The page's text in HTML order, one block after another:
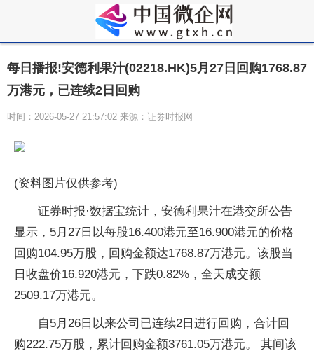
每日播报!安德利果汁(02218.HK)5月27日回购1768.87
万港元，已连续2日回购
时间：2026-05-27 21:57:02 来源：证券时报网
(资料图片仅供参考)
证券时报·数据宝统计，安德利果汁在港交所公告
显示，5月27日以每股16.400港元至16.900港元的价格
回购104.95万股，回购金额达1768.87万港元。该股当
日收盘价16.920港元，下跌0.82%，全天成交额
2509.17万港元。
自5月26日以来公司已连续2日进行回购，合计回
购222.75万股，累计回购金额3761.05万港元。 其间该